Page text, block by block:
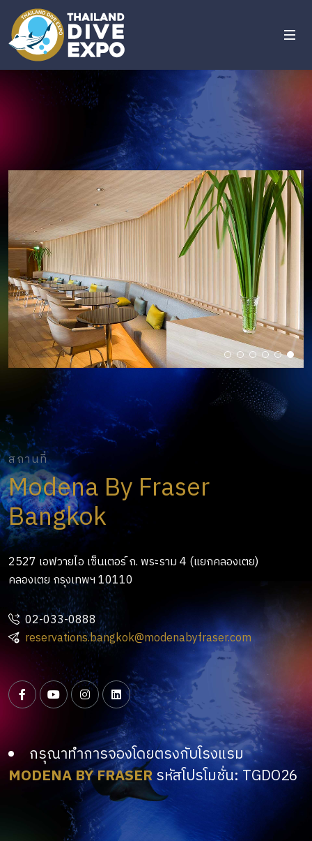
สถานที่
Modena By Fraser
Bangkok
2527 เอฟวายไอ เซ็นเตอร์ ถ. พระราม 4 (แยกคลองเตย)
คลองเตย กรุงเทพฯ 10110
02-033-0888
reservations.bangkok@modenabyfraser.com
กรุณาทำการจองโดยตรงกับโรงแรม
MODENA BY FRASERรหัสโปรโมชั่น: TGDO26